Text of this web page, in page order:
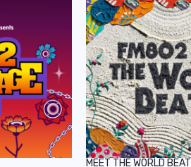
MEET THE WORLD BEAT